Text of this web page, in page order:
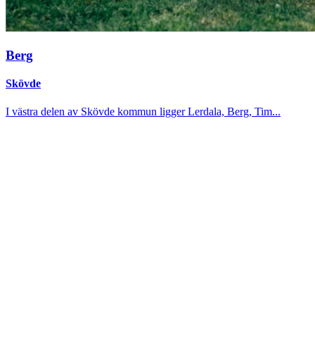
Berg
Skövde
I västra delen av Skövde kommun ligger Lerdala, Berg, Tim...